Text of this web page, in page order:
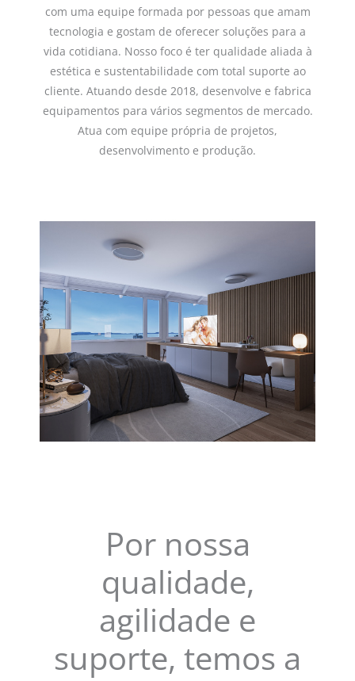
com uma equipe formada por pessoas que amam
tecnologia e gostam de oferecer soluções para a
vida cotidiana. Nosso foco é ter qualidade aliada à
estética e sustentabilidade com total suporte ao
cliente. Atuando desde 2018, desenvolve e fabrica
equipamentos para vários segmentos de mercado.
Atua com equipe própria de projetos,
desenvolvimento e produção.
Por nossa
qualidade,
agilidade e
suporte, temos a